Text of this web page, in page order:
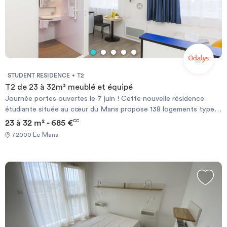
STUDENT RESIDENCE T2
T2 de 23 à 32m² meublé et équipé
Journée portes ouvertes le 7 juin ! Cette nouvelle résidence
étudiante située au cœur du Mans propose 138 logements type
T1, T1Bis et T2 de 16 m2 à 32 m2 entièrement équipés. A
proximité des transports en commun, elle permet un accès rapide
idéal pour une vie étudiante épanouie. Chaque logement est
équipé d’un coin cuisine avec micro-ondes, plaques de cuisson et
réfrigérateur et hotte, d’une salle d’eau avec WC et d’un salon-
chambre meublé.
23 à 32 m² - 685 €CC
72000 Le Mans